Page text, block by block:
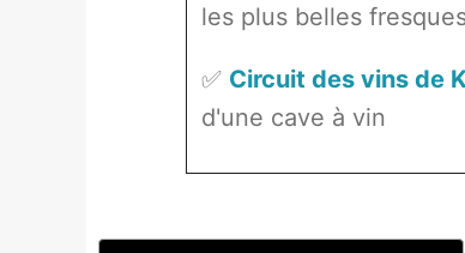
les plus belles
✅ Circuit des vins de
d'une cave à vin